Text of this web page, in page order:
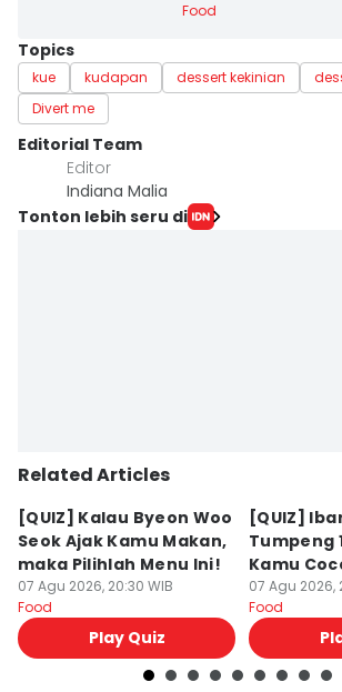
Food
Topics
kue kudapan dessert kekinian
Divert me
Editorial Team
Editor
Indiana Malia
Tonton lebih seru di
Related Articles
[QUIZ] Kalau Byeon Woo
Seok Ajak Kamu Makan,
maka Pilihlah Menu Ini!
07 Agu 2026, 20:30 WIB
Food
Play Quiz
[QUIZ]
Tumpeng
Kamu
07 Agu 2026,
Food